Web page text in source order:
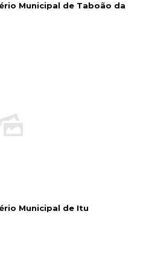
Municipal de Taboão da
Municipal de Itu